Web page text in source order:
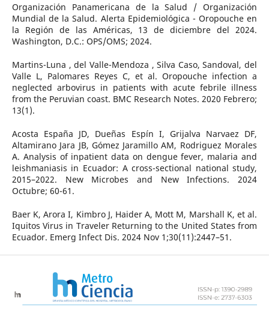
Organización Panamericana de la Salud / Organización
Mundial de la Salud. Alerta Epidemiológica - Oropouche en
la Región de las Américas, 13 de diciembre del 2024.
Washington, D.C.: OPS/OMS; 2024.
Martins-Luna , del Valle-Mendoza , Silva Caso, Sandoval, del
Valle L, Palomares Reyes C, et al. Oropouche infection a
neglected arbovirus in patients with acute febrile illness
from the Peruvian coast. BMC Research Notes. 2020 Febrero;
13(1).
Acosta España JD, Dueñas Espín I, Grijalva Narvaez DF,
Altamirano Jara JB, Gómez Jaramillo AM, Rodriguez Morales
A. Analysis of inpatient data on dengue fever, malaria and
leishmaniasis in Ecuador: A cross-sectional national study,
2015–2022. New Microbes and New Infections. 2024
Octubre; 60-61.
Baer K, Arora I, Kimbro J, Haider A, Mott M, Marshall K, et al.
Iquitos Virus in Traveler Returning to the United States from
Ecuador. Emerg Infect Dis. 2024 Nov 1;30(11):2447–51.